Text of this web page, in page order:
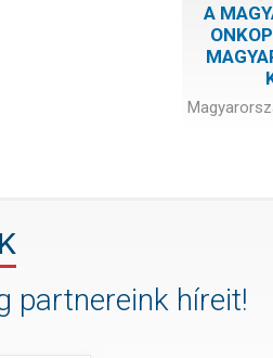
A
partnereink híreit!